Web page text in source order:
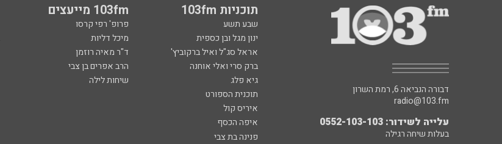
תוכניות 103fm 103fm מייעצים
שבע תשע פרופ' רפי קרסו
ינון מגל ובן כספית
מיכל דליות
אראל סג"ל ואיל ברקוביץ'
ד"ר מאיה רוזמן
ברק סרי ואלי אוחנה
הרב אפרים בן צבי
גיא פלג
שיחות לילה
תוכנית הספורט
איריס קול
איפה הכסף
פנינה בת צבי
דבורה הנביאה 6, רמת השרון
radio@103.fm
עלייה לשידור: 0552-103-103
בעלות שיחה רגילה